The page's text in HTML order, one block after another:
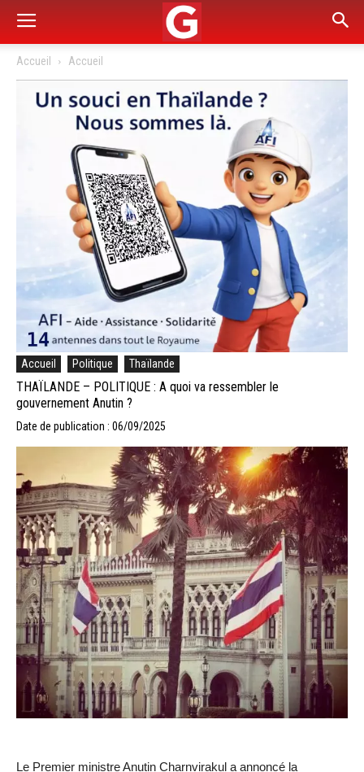
Accueil Accueil
Accueil Politique Thaïlande
THAÏLANDE – POLITIQUE : A quoi va ressembler le
gouvernement Anutin ?
Date de publication : 06/09/2025
Le Premier ministre Anutin Charnvirakul a annoncé la